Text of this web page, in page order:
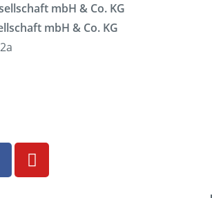
mbH & Co. KG
mbH & Co. KG